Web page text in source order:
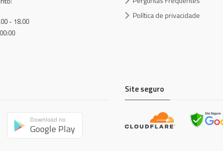
- 18.00
Política de privacidade
Download no
Google Play
Site seguro